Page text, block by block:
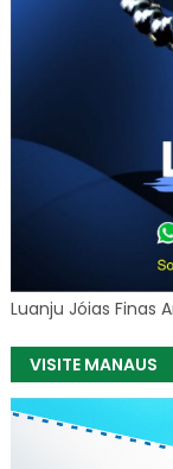
Luanju Jóias Finas
VISITE MANAUS